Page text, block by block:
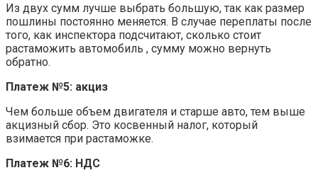
Из двух сумм лучше выбрать большую, так как размер
пошлины постоянно меняется. В случае переплаты после
того, как инспектора подсчитают, сколько стоит
растаможить автомобиль , сумму можно вернуть
обратно.
Платеж №5: акциз
Чем больше объем двигателя и старше авто, тем выше
акцизный сбор. Это косвенный налог, который
взимается при растаможке.
Платеж №6: НДС